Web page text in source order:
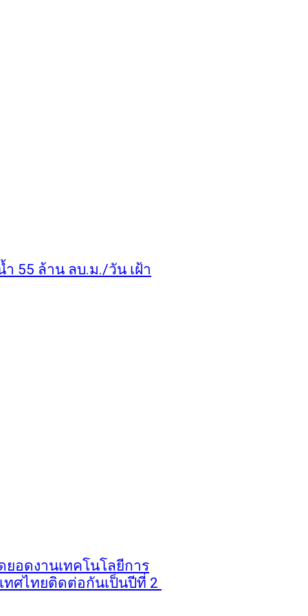
ำ 55 ล้าน ลบ.ม./วัน เฝ้า
ยอดงานเทคโนโลยีการ
ศไทยติดต่อกันเป็นปีที่ 2